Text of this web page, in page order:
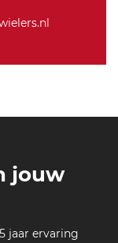
jouw
jaar ervaring